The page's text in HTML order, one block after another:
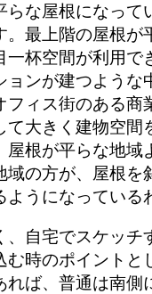
らな屋根になって
。最上階の屋根が
一杯空間が利用で
ョンが建つような
フィス街のある商
て大きく建物空間
屋根が平らな地域
域の方が、屋根を
うになっている
、自宅でスケッチ
む時のポイントと
れば、普通は南側